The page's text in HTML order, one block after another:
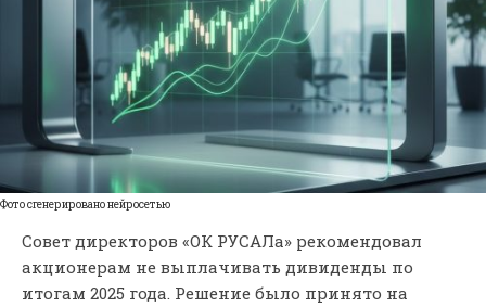
Фото сгенерировано нейросетью
Совет директоров «ОК РУСАЛа» рекомендовал
акционерам не выплачивать дивиденды по
итогам 2025 года. Решение было принято на